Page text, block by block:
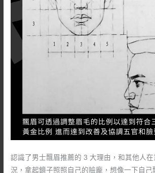
認識了男士飄眉推薦的 3 大理由，和其他人
況，拿起鏡子照照自己的臉龐，想像一下自己